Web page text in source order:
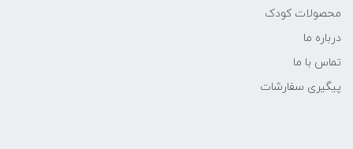
محصولات کودک
درباره ما
تماس با ما
پیگیری سفارشات